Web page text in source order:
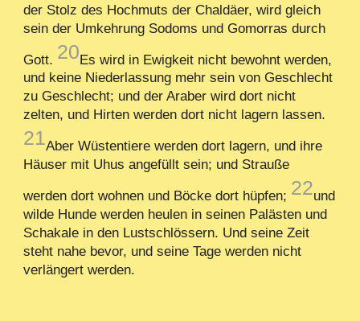
der Stolz des Hochmuts der Chaldäer, wird gleich
sein der Umkehrung Sodoms und Gomorras durch
Gott. 20Es wird in Ewigkeit nicht bewohnt werden,
und keine Niederlassung mehr sein von Geschlecht
zu Geschlecht; und der Araber wird dort nicht
zelten, und Hirten werden dort nicht lagern lassen.
21Aber Wüstentiere werden dort lagern, und ihre
Häuser mit Uhus angefüllt sein; und Strauße
werden dort wohnen und Böcke dort hüpfen; 22und
wilde Hunde werden heulen in seinen Palästen und
Schakale in den Lustschlössern. Und seine Zeit
steht nahe bevor, und seine Tage werden nicht
verlängert werden.